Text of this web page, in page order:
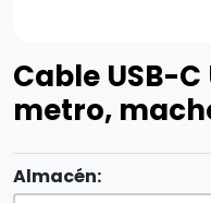
Cable USB-C
metro,
Almacén: